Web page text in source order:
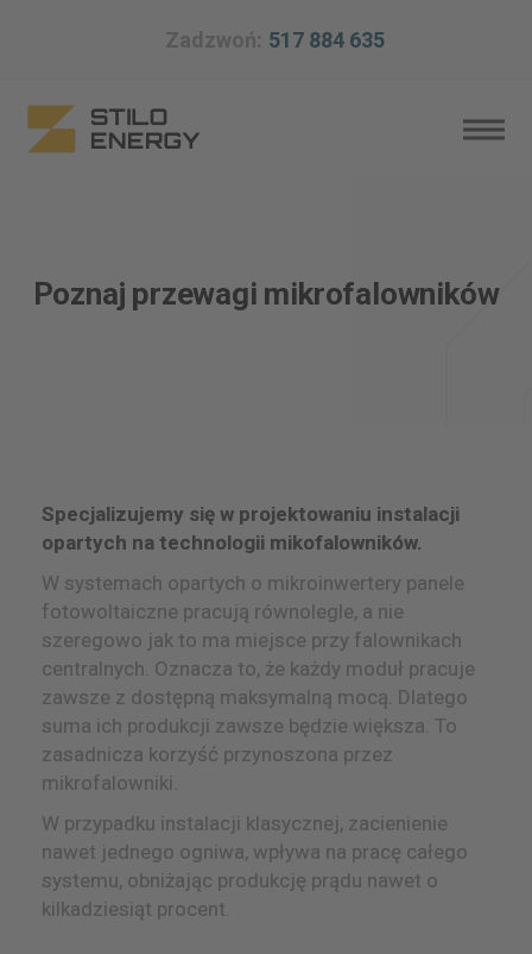
Zadzwoń: 517 884 635
Poznaj przewagi mikrofalowników
Specjalizujemy się w projektowaniu instalacji
opartych na technologii mikofalowników.
W systemach opartych o mikroinwertery panele
fotowoltaiczne pracują równolegle, a nie
szeregowo jak to ma miejsce przy falownikach
centralnych. Oznacza to, że każdy moduł pracuje
zawsze z dostępną maksymalną mocą. Dlatego
suma ich produkcji zawsze będzie większa. To
zasadnicza korzyść przynoszona przez
mikrofalowniki.
W przypadku instalacji klasycznej, zacienienie
nawet jednego ogniwa, wpływa na pracę całego
systemu, obniżając produkcję prądu nawet o
kilkadziesiąt procent.